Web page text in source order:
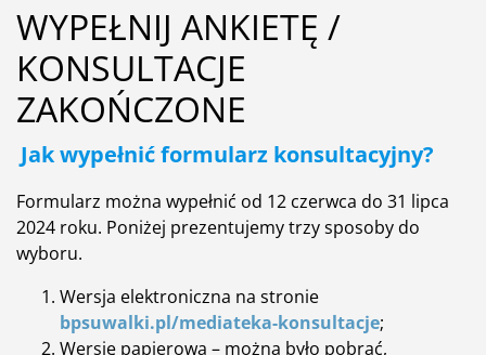
WYPEŁNIJ ANKIETĘ /
KONSULTACJE
ZAKOŃCZONE
Jak wypełnić formularz konsultacyjny?
Formularz można wypełnić od 12 czerwca do 31 lipca
2024 roku. Poniżej prezentujemy trzy sposoby do
wyboru.
Wersja elektroniczna na stronie
bpsuwalki.pl/mediateka-konsultacje;
Wersję papierową – można było pobrać,